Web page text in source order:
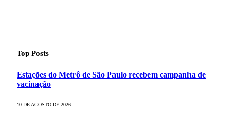
Top Posts
Estações do Metrô de São Paulo recebem campanha de
vacinação
10 DE AGOSTO DE 2026